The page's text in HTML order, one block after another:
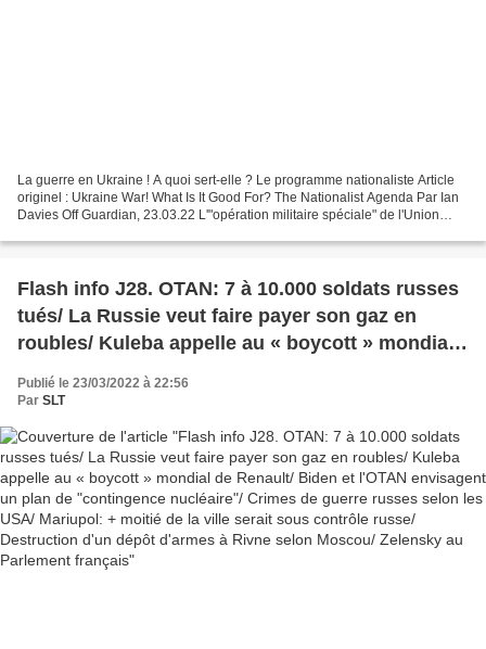
La guerre en Ukraine ! A quoi sert-elle ? Le programme nationaliste Article
originel : Ukraine War! What Is It Good For? The Nationalist Agenda Par Ian
Davies Off Guardian, 23.03.22 L'"opération militaire spéciale" de l'Union
Flash info J28. OTAN: 7 à 10.000 soldats russes
tués/ La Russie veut faire payer son gaz en
roubles/ Kuleba appelle au « boycott » mondial
de Renault/ Biden et l'OTAN envisagent un plan
de "contingence nucléaire"/ Crimes de guerre
ville serait sous contrôle russe/ Destruction d'un
dépôt d'armes à Rivne selon Moscou/ Zelensky
au Parlement français
Publié le 23/03/2022 à 22:56
Par SLT